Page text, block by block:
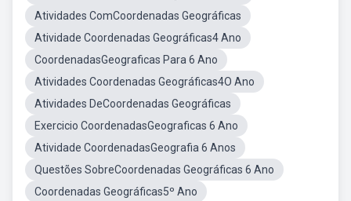
Atividades ComCoordenadas Geográficas
Atividade Coordenadas Geográficas4 Ano
CoordenadasGeograficas Para 6 Ano
Atividades Coordenadas Geográficas4O Ano
Atividades DeCoordenadas Geográficas
Exercicio CoordenadasGeograficas 6 Ano
Atividade CoordenadasGeografia 6 Anos
Questões SobreCoordenadas Geográficas 6 Ano
Coordenadas Geográficas5º Ano